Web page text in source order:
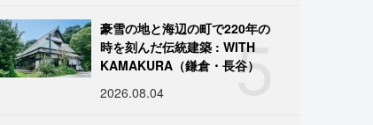
5
豪雪の地と海辺の町で220年の
時を刻んだ伝統建築 : WITH
KAMAKURA（鎌倉・長谷）
2026.08.04